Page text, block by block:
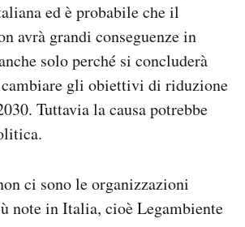
ed è probabile che il
avrà grandi conseguenze in
solo perché si concluderà
gli obiettivi di riduzione
Tuttavia la causa potrebbe
ci sono le organizzazioni
note in Italia, cioè Legambiente